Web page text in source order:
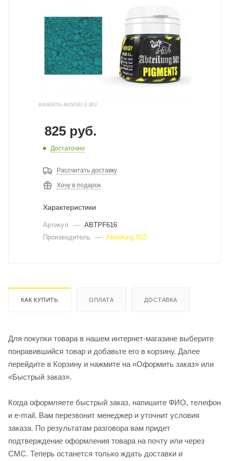
825 руб.
Достаточно
Рассчитать доставку
Хочу в подарок
Характеристики
Артикул — ABTPF616
Производитель
— Abteilung 502
КАК КУПИТЬ ОПЛАТА ДОСТАВКА
Для покупки товара в нашем интернет-магазине выберите
понравившийся товар и добавьте его в корзину. Далее
перейдите в Корзину и нажмите на «Оформить заказ» или
«Быстрый заказ».
Когда оформляете быстрый заказ, напишите ФИО, телефон
и e-mail. Вам перезвонит менеджер и уточнит условия
заказа. По результатам разговора вам придет
подтверждение оформления товара на почту или через
СМС. Теперь останется только ждать доставки и